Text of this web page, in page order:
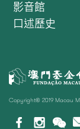
影音館
口述歷史
Copyright© 2019 Macau